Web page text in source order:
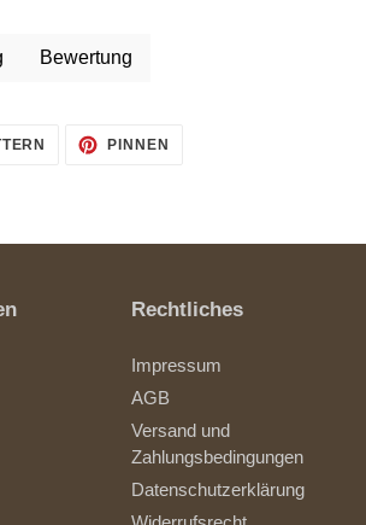
Bewertung
AUF
TWITTER
PINNEN
Rechtliches
Impressum
AGB
Versand und
Zahlungsbedingungen
Datenschutzerklärung